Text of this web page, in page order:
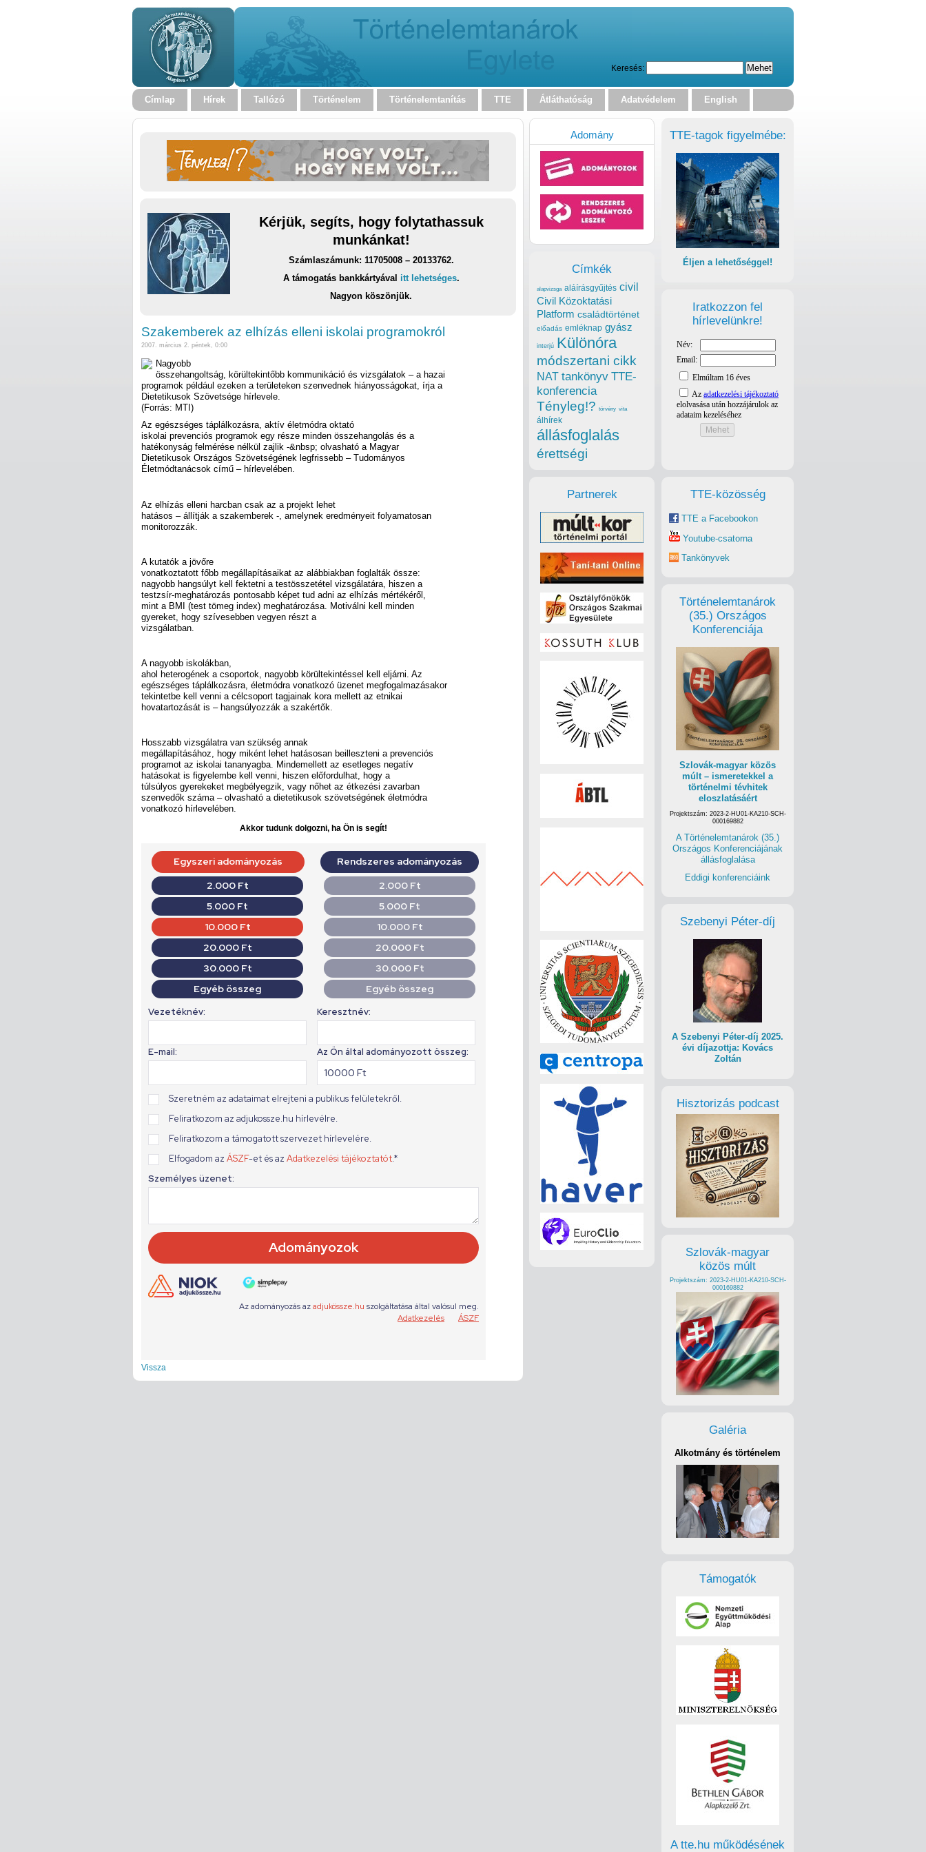
Keresés:
Címlap Hírek Tallózó Történelem Történelemtanítás TTE Átláthatóság Adatvédelem English
Kérjük, segíts, hogy folytathassuk
munkánkat!
Számlaszámunk: 11705008 – 20133762.
A támogatás bankkártyával itt lehetséges.
Nagyon köszönjük.
Szakemberek az elhízás elleni iskolai programokról
2007. március 2. péntek, 0:00
Nagyobb
összehangoltság, körültekintőbb kommunikáció és vizsgálatok – a hazai
programok például ezeken a területeken szenvednek hiányosságokat, írja a
Dietetikusok Szövetsége hírlevele.
(Forrás: MTI)
Az egészséges táplálkozásra, aktív életmódra oktató
iskolai prevenciós programok egy része minden összehangolás és a
hatékonyság felmérése nélkül zajlik -&nbsp; olvasható a Magyar
Dietetikusok Országos Szövetségének legfrissebb – Tudományos
Életmódtanácsok című – hírlevelében.
Az elhízás elleni harcban csak az a projekt lehet
hatásos – állítják a szakemberek -, amelynek eredményeit folyamatosan
monitorozzák.
A kutatók a jövőre
vonatkoztatott főbb megállapításaikat az alábbiakban foglalták össze:
nagyobb hangsúlyt kell fektetni a testösszetétel vizsgálatára, hiszen a
testzsír-meghatározás pontosabb képet tud adni az elhízás mértékéről,
mint a BMI (test tömeg index) meghatározása. Motiválni kell minden
gyereket, hogy szívesebben vegyen részt a
vizsgálatban.
A nagyobb iskolákban,
ahol heterogének a csoportok, nagyobb körültekintéssel kell eljárni. Az
egészséges táplálkozásra, életmódra vonatkozó üzenet megfogalmazásakor
tekintetbe kell venni a célcsoport tagjainak kora mellett az etnikai
hovatartozását is – hangsúlyozzák a szakértők.
Hosszabb vizsgálatra van szükség annak
megállapításához, hogy miként lehet hatásosan beilleszteni a prevenciós
programot az iskolai tananyagba. Mindemellett az esetleges negatív
hatásokat is figyelembe kell venni, hiszen előfordulhat, hogy a
túlsúlyos gyerekeket megbélyegzik, vagy nőhet az étkezési zavarban
szenvedők száma – olvasható a dietetikusok szövetségének életmódra
vonatkozó hírlevelében.
Akkor tudunk dolgozni, ha Ön is segít!
Vissza
TTE-tagok figyelmébe:
Éljen a lehetőséggel!
Iratkozzon fel
hírlevelünkre!
TTE-közösség
TTE a Facebookon
Youtube-csatorna
Tankönyvek
Történelemtanárok
(35.) Országos
Konferenciája
Szlovák-magyar közös
múlt – ismeretekkel a
történelmi tévhitek
eloszlatásáért
Projektszám: 2023-2-HU01-KA210-SCH-
000169882
A Történelemtanárok (35.)
Országos Konferenciájának
állásfoglalása
Eddigi konferenciáink
Szebenyi Péter-díj
A Szebenyi Péter-díj 2025.
évi díjazottja: Kovács
Zoltán
Hisztorizás podcast
Szlovák-magyar
közös múlt
Projektszám: 2023-2-HU01-KA210-SCH-
000169882
Galéria
Alkotmány és történelem
Támogatók
A tte.hu működésének
Adomány
Címkék
alapvizsga aláírásgyűjtés civil
Civil Közoktatási
Platform családtörténet
előadás emléknap gyász
interjú Különóra
módszertani cikk
NAT tankönyv TTE-
konferencia
Tényleg!? törvény vita
álhírek
állásfoglalás
érettségi
Partnerek